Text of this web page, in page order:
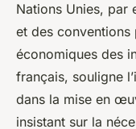
Nations Unies, par
et des
économiques des
français, souligne
dans la mise en
insistant sur la